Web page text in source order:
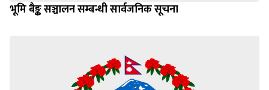
भूमि बैङ्क सञ्चालन सम्बन्धी सार्वजनिक सूचना